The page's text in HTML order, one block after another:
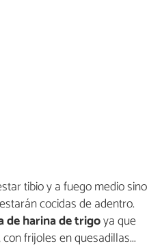
tibio y a fuego medio sino
cocidas de adentro.
harina de trigoya que
frijoles en quesadillas...